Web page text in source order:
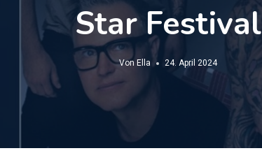
Star Festival
Von Ella 24. April 2024